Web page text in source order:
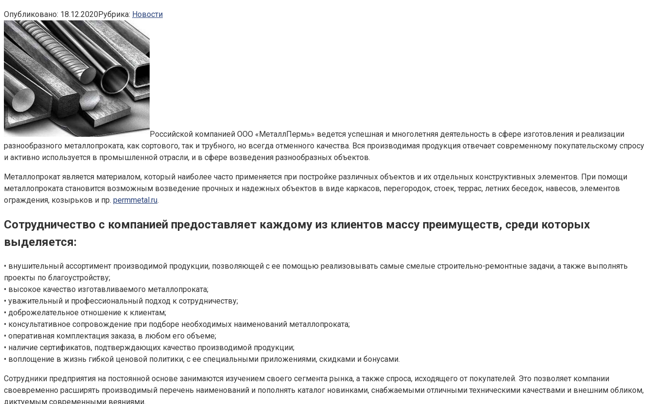
Опубликовано: 18.12.2020Рубрика: Новости
Российской компанией ООО «МеталлПермь» ведется успешная и многолетняя деятельность в сфере изготовления и реализации
разнообразного металлопроката, как сортового, так и трубного, но всегда отменного качества. Вся производимая продукция отвечает современному покупательскому спросу
и активно используется в промышленной отрасли, и в сфере возведения разнообразных объектов.
Металлопрокат является материалом, который наиболее часто применяется при постройке различных объектов и их отдельных конструктивных элементов. При помощи
металлопроката становится возможным возведение прочных и надежных объектов в виде каркасов, перегородок, стоек, террас, летних беседок, навесов, элементов
ограждения, козырьков и пр. permmetal.ru.
Сотрудничество с компанией предоставляет каждому из клиентов массу преимуществ, среди которых
выделяется:
• внушительный ассортимент производимой продукции, позволяющей с ее помощью реализовывать самые смелые строительно-ремонтные задачи, а также выполнять
проекты по благоустройству;
• высокое качество изготавливаемого металлопроката;
• уважительный и профессиональный подход к сотрудничеству;
• доброжелательное отношение к клиентам;
• консультативное сопровождение при подборе необходимых наименований металлопроката;
• оперативная комплектация заказа, в любом его объеме;
• наличие сертификатов, подтверждающих качество производимой продукции;
• воплощение в жизнь гибкой ценовой политики, с ее специальными приложениями, скидками и бонусами.
Сотрудники предприятия на постоянной основе занимаются изучением своего сегмента рынка, а также спроса, исходящего от покупателей. Это позволяет компании
своевременно расширять производимый перечень наименований и пополнять каталог новинками, снабжаемыми отличными техническими качествами и внешним обликом,
диктуемым современными веяниями.